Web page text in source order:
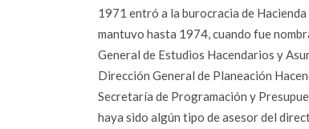
1971 entró a la burocracia de
mantuvo hasta 1974, cuando fue
General de Estudios Hacendarios y
Dirección General de Planeación
Secretaría de Programación y
haya sido algún tipo de asesor del